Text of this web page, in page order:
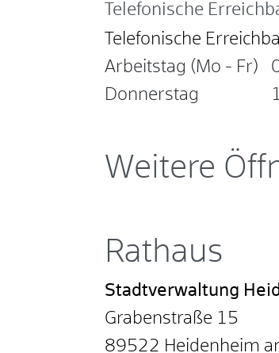
Telefonische
Telefonische
Arbeitstag (Mo - Fr)
Donnerstag
Weitere
Rathaus
Stadtverwaltung
Grabenstraße 15
89522 Heidenheim